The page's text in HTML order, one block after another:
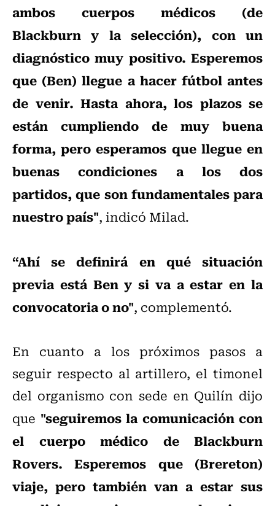
ambos cuerpos médicos (de
Blackburn y la selección), con un
diagnóstico muy positivo. Esperemos
que (Ben) llegue a hacer fútbol antes
de venir. Hasta ahora, los plazos se
están cumpliendo de muy buena
forma, pero esperamos que llegue en
buenas condiciones a los dos
partidos, que son fundamentales para
nuestro país", indicó Milad.
“Ahí se definirá en qué situación
previa está Ben y si va a estar en la
convocatoria o no", complementó.
En cuanto a los próximos pasos a
seguir respecto al artillero, el timonel
del organismo con sede en Quilín dijo
que "seguiremos la comunicación con
el cuerpo médico de Blackburn
Rovers. Esperemos que (Brereton)
viaje, pero también van a estar sus